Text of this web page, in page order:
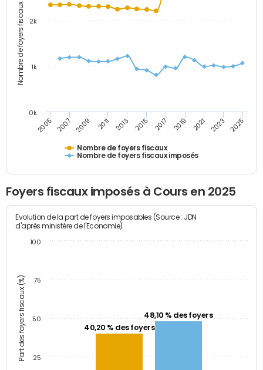
Nombre de foyers fiscaux
Nombre de foyers fiscaux
Nombre de foyers fiscaux imposés
2005 2007 2009 2011 2013 2015 2017 2019 2021 2023 2025
0k
1k
2k
Foyers fiscaux imposés à Cours en 2025
Part des foyers fiscaux (%)
Evolution de la part de foyers imposables (Source : JDN
d'après ministère de l'Economie)
40,20 % des foyers
48,10 % des foyers
25
50
75
100